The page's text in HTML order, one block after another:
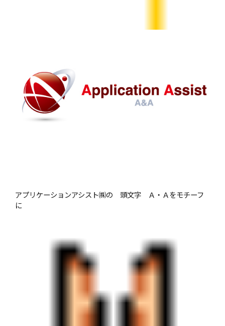
アプリケーションアシスト㈱の 頭文字 Ａ・Ａをモチーフ
に